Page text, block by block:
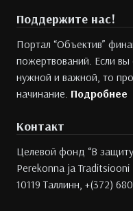
Поддержите нас!
Портал “Объектив”
пожертвований. Если вы
нужной и важной, то
начинание. Подробнее
Контакт
Целевой фонд “В
Perekonna ja
10119 Таллинн, +(372)